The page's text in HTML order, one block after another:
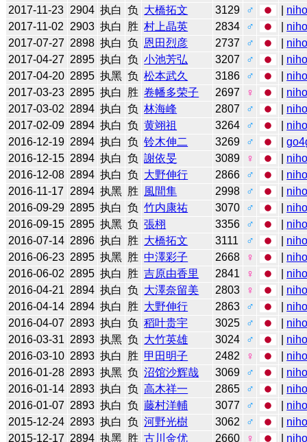
2017-11-23 2904 执白 负 大橋拓文 3129 ♂
2017-11-02
2903 执白 胜 村上晶英 2834 ♂
2017-07-27 2898 执白 负 恩田烈彦 2737 ♂
2017-04-27 2895 执白 负 小池芳弘 3207 ♂
2017-04-20 2895 执黑 负 松本武久 3186 ♂
2017-03-23 2895 执白 胜 卷幡多荣子 2697 ♀
2017-03-02 2894 执白 负 林海峰 2807 ♂
2017-02-09 2894 执白 负 黄翊祖 3264 ♂
2016-12-19 2894 执白 负 铃木伸二 3269 ♂ |
2016-12-15 2894 执白 负 謝依旻 3089 ♀
2016-12-08 2894 执白 负 大野伸行 2866 ♂
2016-11-17
2894 执黑 胜 風間隼 2998 ♂
2016-09-29 2895 执白 负 竹内康祐 3070 ♂
2016-09-15 2895 执黑 负 張栩 3356 ♂
2016-07-14 2896 执白 胜 大橋拓文 3111 ♂
2016-06-23 2895 执黑 胜 中澤彩子 2668 ♀
2016-06-02 2895 执白 胜 吉原由香里 2841 ♀
2016-04-21 2894 执白 负 大澤奈留美 2803 ♀
2016-04-14 2894 执白 胜 大野伸行 2863 ♂
2016-04-07 2893 执白 负 稻叶贵宇 3025 ♂
2016-03-31 2893 执黑 负 大竹英雄 3024 ♂
2016-03-10 2893 执白 胜 甲田明子 2482 ♀
2016-01-28 2893 执黑 负 沼馆沙辉哉 3069 ♂
2016-01-14 2893 执白 负 高木祥一 2865 ♂
2016-01-07 2893 执白 负 藤村洋輔 3077 ♂
2015-12-24 2893 执白 负 河野光樹 3062 ♂
2015-12-17 2894 执黑 胜 古川金优 2660 ♀